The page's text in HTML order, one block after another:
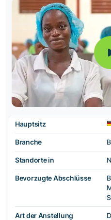
Hauptsitz
Branche
Standorte in
Bevorzugte Abschlüsse
Art der Anstellung